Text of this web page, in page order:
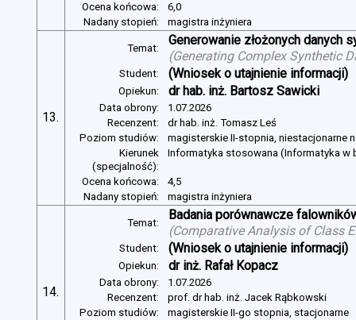
Ocena końcowa:
6,0
Nadany stopień:
magistra inżyniera
13.
Temat:
Generowanie złożonych danych
(Generating Complex Synthetic
Student: (Wniosek o utajnienie informacji)
Opiekun: dr hab. inż. Bartosz Sawicki
Data obrony:
1.07.2026
Recenzent:
dr hab. inż. Tomasz Leś
Poziom studiów:
magisterskie II-stopnia, niestacjonarne
Kierunek
(specjalność):
Informatyka stosowana (Informatyka w
Ocena końcowa:
4,5
Nadany stopień:
magistra inżyniera
14.
Temat:
Badania porównawcze
(Comparative Analysis of Class
Student: (Wniosek o utajnienie informacji)
Opiekun: dr inż. Rafał Kopacz
Data obrony:
1.07.2026
Recenzent:
prof. dr hab. inż. Jacek Rąbkowski
Poziom studiów:
magisterskie II-go stopnia, stacjonarne